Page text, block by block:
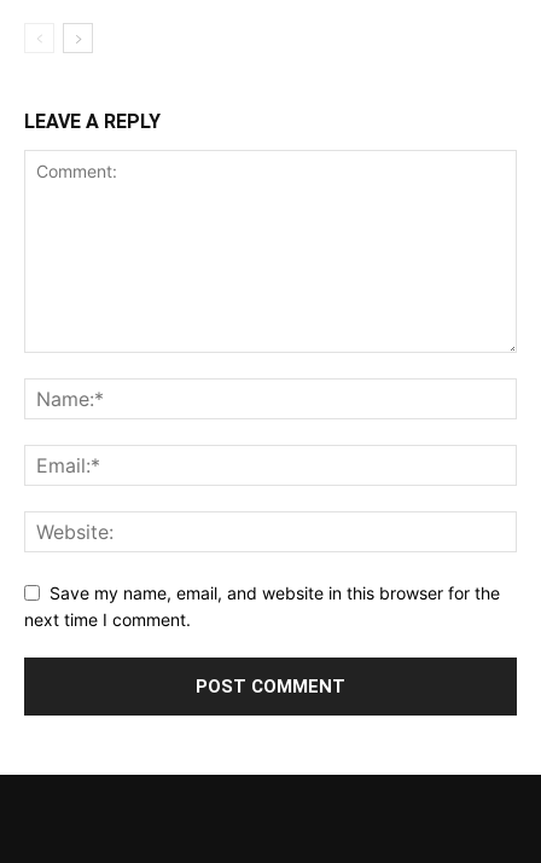
LEAVE A REPLY
Save my name, email, and website in this browser for the
next time I comment.